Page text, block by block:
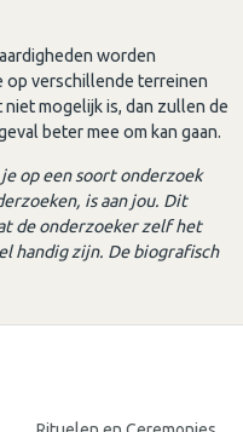
worden
op verschillende terreinen
mogelijk is, dan zullen de
beter mee om kan gaan.
op een soort onderzoek
is aan jou. Dit
de onderzoeker zelf het
handig zijn. De biografisch